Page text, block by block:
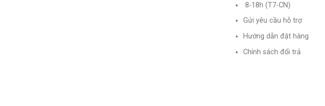
8-18h (T7-CN)
Gửi yêu cầu hỗ trợ
Hướng dẫn đặt hàng
Chính sách đổi trả